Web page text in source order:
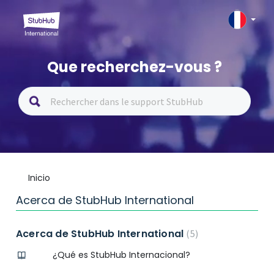
Que recherchez-vous ?
Inicio
Acerca de StubHub International
Acerca de StubHub International 5
¿Qué es StubHub Internacional?